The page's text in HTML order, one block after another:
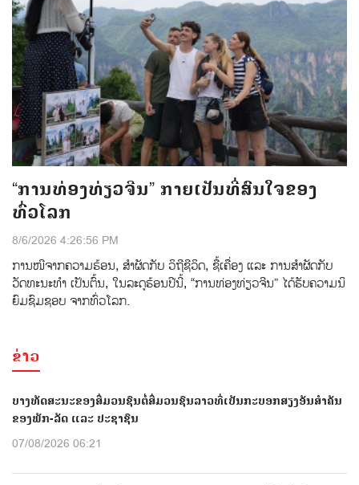
“ການທ່ອງທ່ຽວຈີນ” ກາຍເປັນທີ່ສົນໃຈຂອງ
ທົ່ວໂລກ
8/6/2026 4:26:56 PM
ການ​​ໜີ​ຈາກ​ຄວາມ​ຮ້ອນ, ​ສຳ​ຜັດ​ກັບ ​ວິ​ຖີ​ຊີ​ວິດ, ​ຊື້​ເຄື່ອງ ແລະ​ ການ​ສຳ​ຜັດ​ກັບ​
ວັດ​ທະ​ນະ​ທຳ ເປັນ​ຕົ້ນ, ໃນ​ລະ​ດູ​ຮ້ອນ​ປີ​ນີ້, “ການ​ທ່ອງ​ທ່ຽວ​ຈີນ” ​ໄດ້​ຮັບ​ຄວາມ​ນິ​
ຍົມ​ຊົມ​ຊອບ ຈາກ​ທົ່ວໂລກ.
ຂ່າວ
ບາງທັດສະນະຂອງສື່ມວນຊົນຕໍ່ສື່ມວນຊົນລາວທີ່ເປັນກະບອກສຽງອັນສຳຄັນ
ຂອງພັກ-ລັດ ແລະ ປະຊາຊົນ
07/08/2026 06:21